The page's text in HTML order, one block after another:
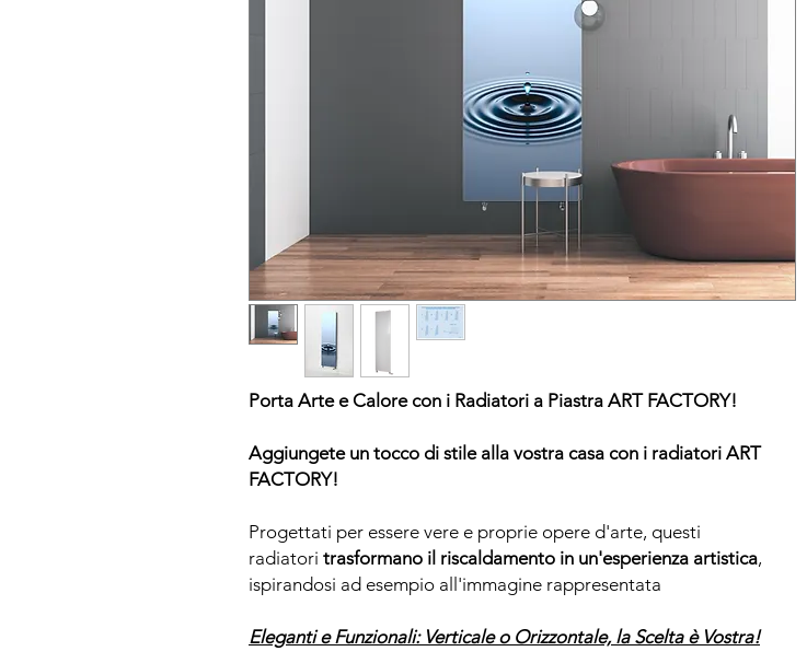
Porta Arte e Calore con i Radiatori a Piastra ART FACTORY!
Aggiungete un tocco di stile alla vostra casa con i radiatori ART
FACTORY!
Progettati per essere vere e proprie opere d'arte, questi
radiatori trasformano il riscaldamento in un'esperienza artistica,
ispirandosi ad esempio all'immagine rappresentata
Eleganti e Funzionali: Verticale o Orizzontale, la Scelta è Vostra!